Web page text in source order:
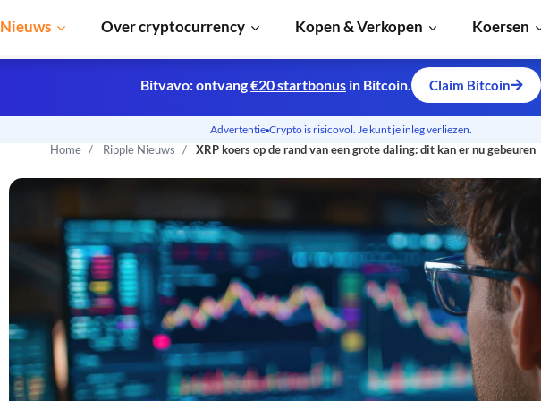
Nieuws Over cryptocurrency Kopen & Verkopen Koersen
Home Ripple Nieuws XRP koers op de rand van een grote daling: dit kan er nu gebeuren
Bitvavo: ontvang€20 startbonus in Bitcoin. Claim Bitcoin
Advertentie Crypto is risicovol. Je kunt je inleg verliezen.